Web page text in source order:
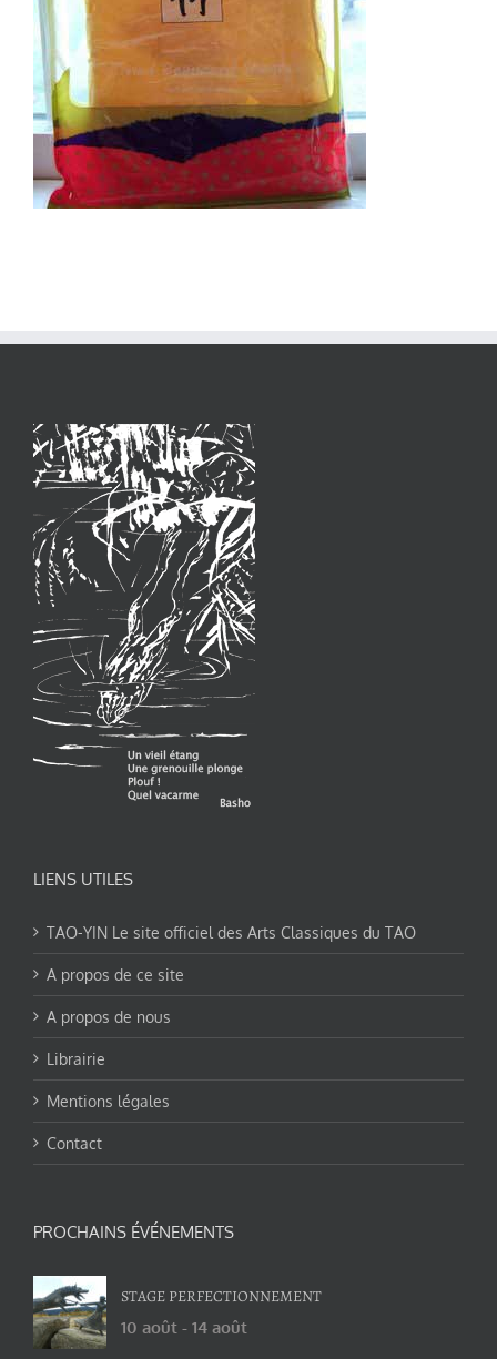
LIENS UTILES
TAO-YIN Le site officiel des Arts Classiques du TAO
A propos de ce site
A propos de nous
Librairie
Mentions légales
Contact
PROCHAINS ÉVÉNEMENTS
STAGE PERFECTIONNEMENT
10 août - 14 août